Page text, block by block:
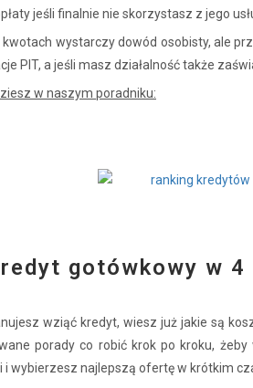
jeśli finalnie nie skorzystasz z jego
wystarczy dowód osobisty, ale
PIT, a jeśli masz działalność także
w naszym poradniku:
gotówkowy w 4
wziąć kredyt, wiesz już jakie są
porady co robić krok po kroku,
wybierzesz najlepszą ofertę w krótkim